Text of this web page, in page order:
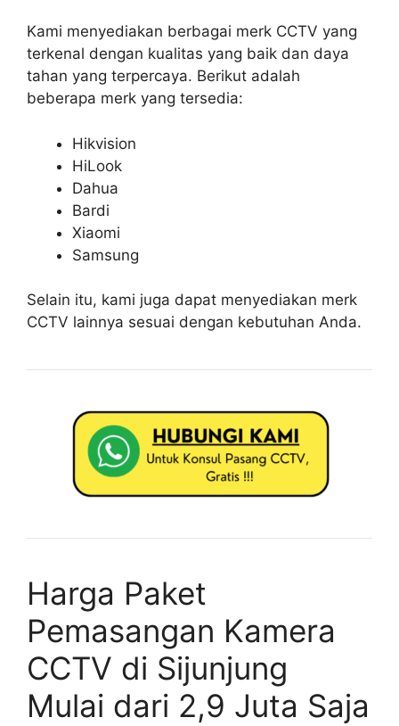
Kami menyediakan berbagai merk CCTV yang
terkenal dengan kualitas yang baik dan daya
tahan yang terpercaya. Berikut adalah
beberapa merk yang tersedia:
Hikvision
HiLook
Dahua
Bardi
Xiaomi
Samsung
Selain itu, kami juga dapat menyediakan merk
CCTV lainnya sesuai dengan kebutuhan Anda.
Harga Paket
Pemasangan Kamera
CCTV di Sijunjung
Mulai dari 2,9 Juta Saja